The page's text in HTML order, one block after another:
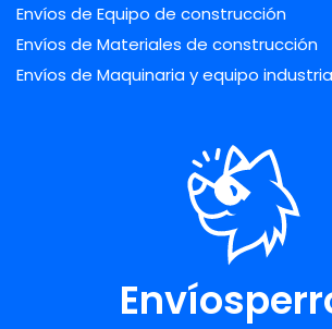
Envíos de Equipo de construcción
Envíos de Materiales de construcción
Envíos de Maquinaria y equipo